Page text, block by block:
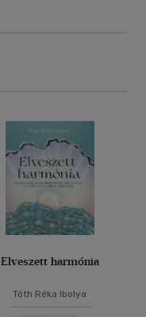
Elveszett harmónia
Tóth Réka Ibolya